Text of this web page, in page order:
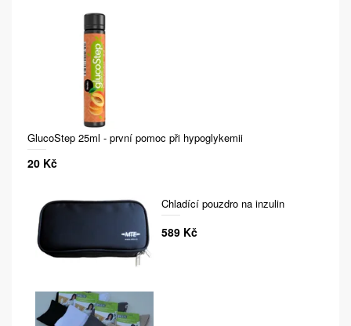
GlucoStep 25ml - první pomoc při hypoglykemii
20 Kč
Chladící pouzdro na inzulin
589 Kč